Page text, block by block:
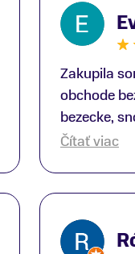
Zakupila
obchode
bezecke,
Čítať viac